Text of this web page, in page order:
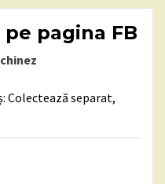
pagina FB
Colectează separat,